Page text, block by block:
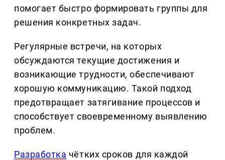
помогает быстро формировать группы для
решения конкретных задач.
Регулярные встречи, на которых
обсуждаются текущие достижения и
возникающие трудности, обеспечивают
хорошую коммуникацию. Такой подход
предотвращает затягивание процессов и
способствует своевременному выявлению
проблем.
Разработка чётких сроков для каждой